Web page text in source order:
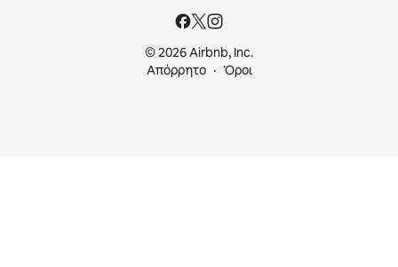
© 2026 Airbnb, Inc.
Απόρρητο
Όροι